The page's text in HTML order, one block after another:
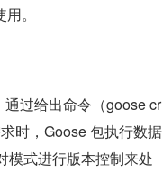
。
过给出命令（goose cr
时，Goose 包执行数据
模式进行版本控制来处